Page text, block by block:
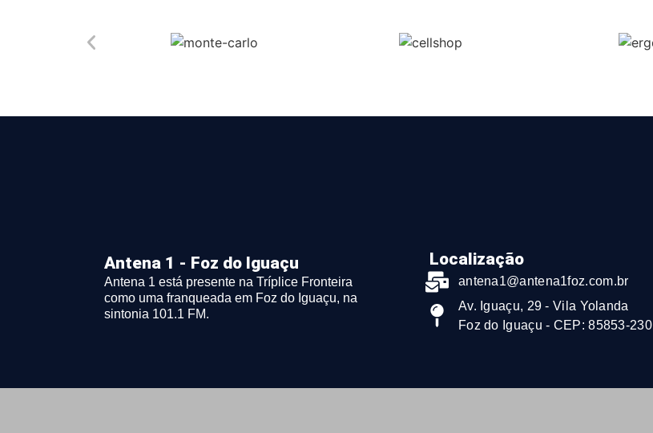
Antena 1 - Foz do Iguaçu
Antena 1 está presente na Tríplice Fronteira
como uma franqueada em Foz do Iguaçu, na
sintonia 101.1 FM.
Localização
antena1@antena1foz.com.br
Av. Iguaçu, 29 - Vila Yolanda
Foz do Iguaçu - CEP: 85853-230